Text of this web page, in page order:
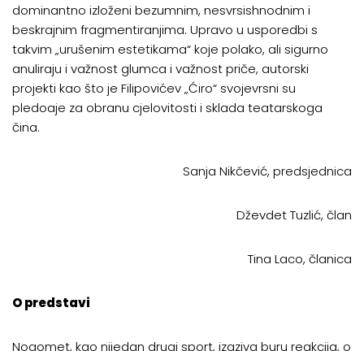
dominantno izloženi bezumnim, nesvrsishnodnim i
beskrajnim fragmentiranjima. Upravo u usporedbi s
takvim „urušenim estetikama“ koje polako, ali sigurno
anuliraju i važnost glumca i važnost priče, autorski
projekti kao što je Filipovićev „Ćiro“ svojevrsni su
pledoaje za obranu cjelovitosti i sklada teatarskoga
čina.
Sanja Nikčević, predsjednica
Dževdet Tuzlić, član
Tina Laco, članica
O predstavi
Nogomet, kao nijedan drugi sport, izaziva buru reakcija, o